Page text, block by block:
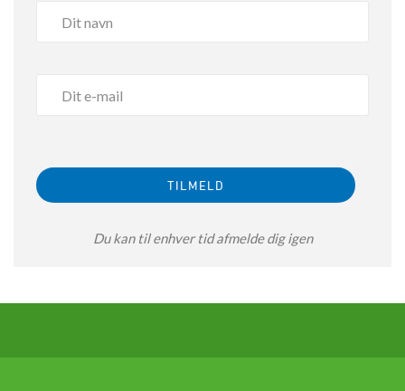
Du kan til enhver tid afmelde dig igen